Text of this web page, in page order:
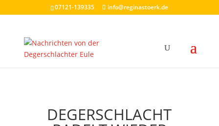
07121-139335 info@reginastoerk.de
DEGERSCHLACHT